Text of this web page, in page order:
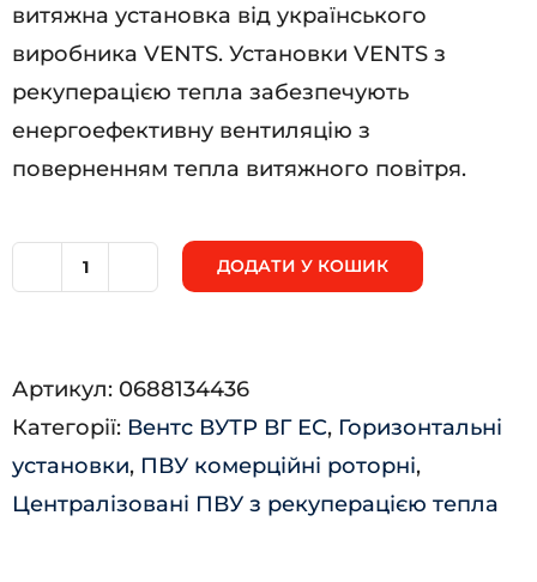
витяжна установка від українського
виробника VENTS. Установки VENTS з
рекуперацією тепла забезпечують
енергоефективну вентиляцію з
поверненням тепла витяжного повітря.
ВГ
ЕС
А18
кількість
ДОДАТИ У КОШИК
Артикул: 0688134436
Категорії: Вентс ВУТР ВГ ЕС, Горизонтальні
установки, ПВУ комерційні роторні,
Централізовані ПВУ з рекуперацією тепла